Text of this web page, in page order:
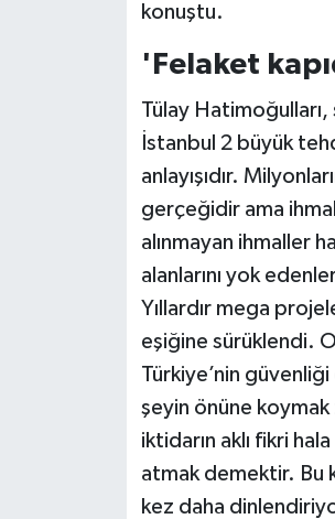
konuştu.
'Felaket
Tülay
İstanbul 2 büyük
anlayışıdır.
gerçeğidir ama
alınmayan ihmaller
alanlarını yok
Yıllardır mega
eşiğine sürüklendi.
Türkiye’nin
şeyin önüne koymak
iktidarın aklı fikri
atmak demektir. Bu
kez daha